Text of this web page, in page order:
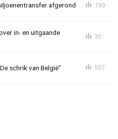
afgerond 190
in- en uitgaande
35
schrik van België" 557